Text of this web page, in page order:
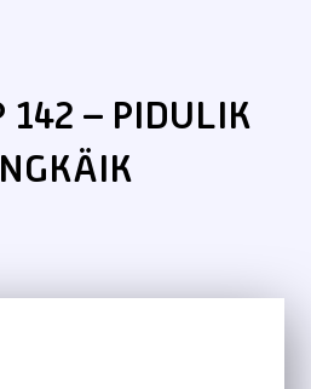
142 – PIDULIK